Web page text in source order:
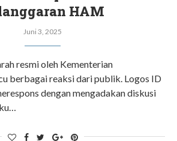
HAM
Juni 3, 2025
resmi oleh Kementerian
berbagai reaksi dari publik. Logos ID
dengan mengadakan diskusi